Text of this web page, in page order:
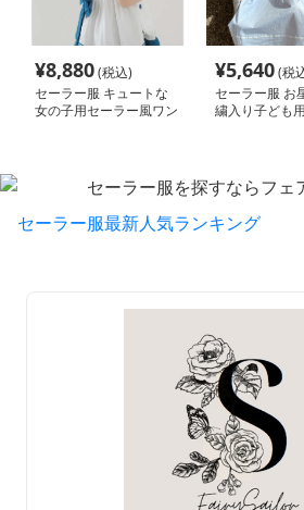
¥8,880(税込)
セーラー服 キュートな
女の子用セーラー風ワン
¥5,640(税
セーラー服 お
繍入り子ども
セーラー服最新人気ランキング